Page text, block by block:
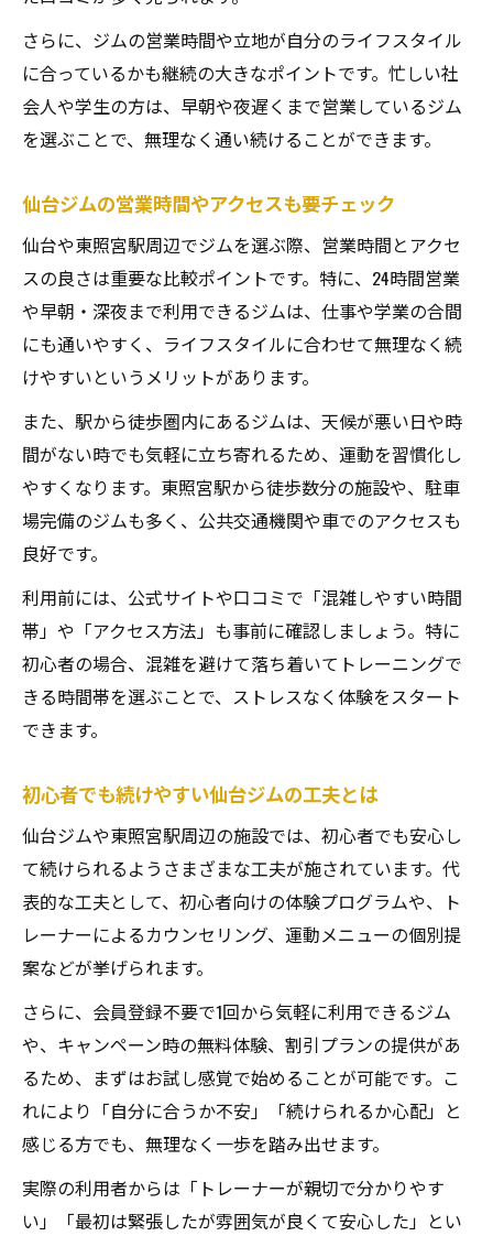
さらに、ジムの営業時間や立地が自分のライフスタイル
に合っているかも継続の大きなポイントです。忙しい社
会人や学生の方は、早朝や夜遅くまで営業しているジム
を選ぶことで、無理なく通い続けることができます。
仙台ジムの営業時間やアクセスも要チェック
仙台や東照宮駅周辺でジムを選ぶ際、営業時間とアクセ
スの良さは重要な比較ポイントです。特に、24時間営業
や早朝・深夜まで利用できるジムは、仕事や学業の合間
にも通いやすく、ライフスタイルに合わせて無理なく続
けやすいというメリットがあります。
また、駅から徒歩圏内にあるジムは、天候が悪い日や時
間がない時でも気軽に立ち寄れるため、運動を習慣化し
やすくなります。東照宮駅から徒歩数分の施設や、駐車
場完備のジムも多く、公共交通機関や車でのアクセスも
良好です。
利用前には、公式サイトや口コミで「混雑しやすい時間
帯」や「アクセス方法」も事前に確認しましょう。特に
初心者の場合、混雑を避けて落ち着いてトレーニングで
きる時間帯を選ぶことで、ストレスなく体験をスタート
できます。
初心者でも続けやすい仙台ジムの工夫とは
仙台ジムや東照宮駅周辺の施設では、初心者でも安心し
て続けられるようさまざまな工夫が施されています。代
表的な工夫として、初心者向けの体験プログラムや、ト
レーナーによるカウンセリング、運動メニューの個別提
案などが挙げられます。
さらに、会員登録不要で1回から気軽に利用できるジム
や、キャンペーン時の無料体験、割引プランの提供があ
るため、まずはお試し感覚で始めることが可能です。こ
れにより「自分に合うか不安」「続けられるか心配」と
感じる方でも、無理なく一歩を踏み出せます。
実際の利用者からは「トレーナーが親切で分かりやす
い」「最初は緊張したが雰囲気が良くて安心した」とい